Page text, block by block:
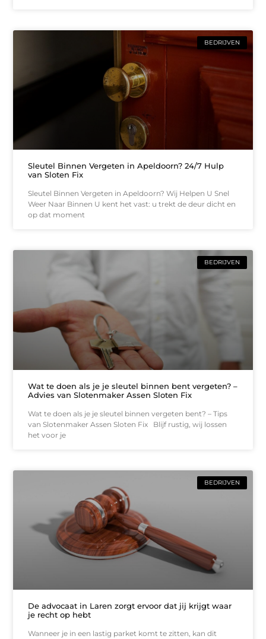
BEDRIJVEN
Sleutel Binnen Vergeten in Apeldoorn? 24/7 Hulp
van Sloten Fix
Sleutel Binnen Vergeten in Apeldoorn? Wij Helpen U Snel
Weer Naar Binnen U kent het vast: u trekt de deur dicht en
op dat moment
BEDRIJVEN
Wat te doen als je je sleutel binnen bent vergeten? –
Advies van Slotenmaker Assen Sloten Fix
Wat te doen als je je sleutel binnen vergeten bent? – Tips
van Slotenmaker Assen Sloten Fix Blijf rustig, wij lossen
het voor je
BEDRIJVEN
De advocaat in Laren zorgt ervoor dat jij krijgt waar
je recht op hebt
Wanneer je in een lastig parket komt te zitten, kan dit